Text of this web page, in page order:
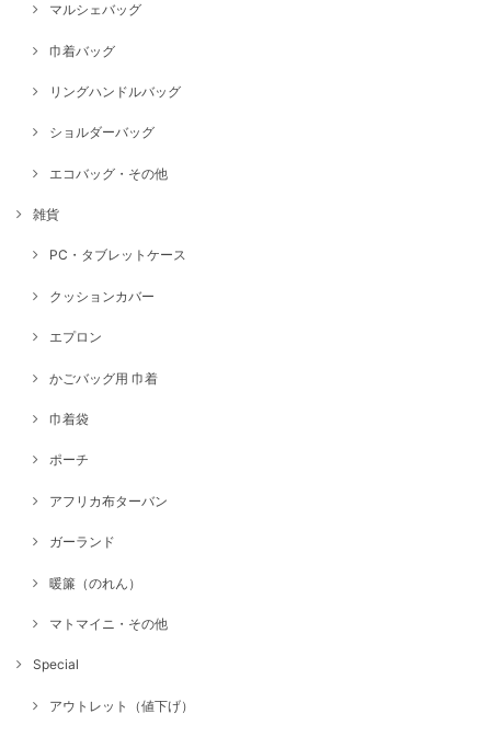
マルシェバッグ
巾着バッグ
リングハンドルバッグ
ショルダーバッグ
エコバッグ・その他
雑貨
PC・タブレットケース
クッションカバー
エプロン
かごバッグ用 巾着
巾着袋
ポーチ
アフリカ布ターバン
ガーランド
暖簾（のれん）
マトマイニ・その他
Special
アウトレット（値下げ）